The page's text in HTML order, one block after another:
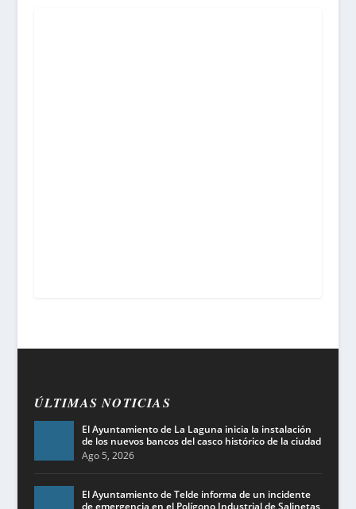
ÚLTIMAS NOTICIAS
El Ayuntamiento de La Laguna inicia la instalación
de los nuevos bancos del casco histórico de la ciudad
Ago 5, 2026
El Ayuntamiento de Telde informa de un incidente